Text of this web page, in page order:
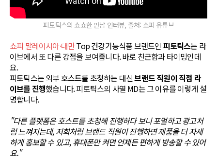
피토틱스의 쇼쇼한 만남 인터뷰, 출처: 쇼피 유튜브
쇼피 말레이시아·대만Top 건강기능식품 브랜드인 피토틱스는 라
이브에서 또 다른 강점을 보여줍니다. 바로 친근함과 타이밍인데
요.
피토틱스는 외부 호스트를 초청하는 대신브랜드 직원이 직접 라
이브를 진행했습니다. 피토틱스의 사열 MD는 그 이유를 이렇게 설
명합니다.
"다른 플랫폼은 호스트를 초청해 진행하다 보니 포멀하고 광고처
럼 느껴지는데, 저희처럼 브랜드 직원이 진행하면 제품을 더 자세
하게 홍보할 수 있고, 휴대폰만 켜면 언제든 편하게 방송할 수 있어
요."